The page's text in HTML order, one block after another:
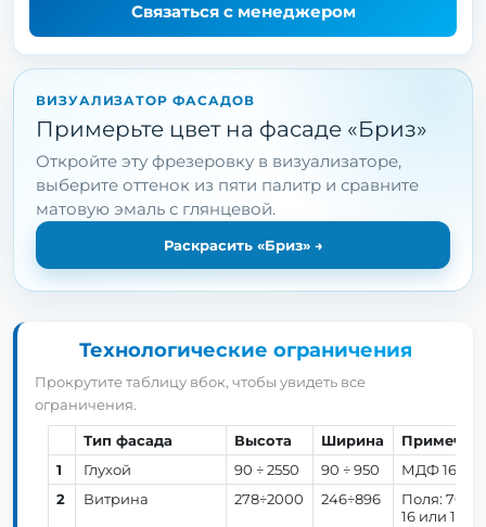
Связаться с менеджером
ВИЗУАЛИЗАТОР ФАСАДОВ
Примерьте цвет на фасаде «Бриз»
Откройте эту фрезеровку в визуализаторе,
выберите оттенок из пяти палитр и сравните
матовую эмаль с глянцевой.
Раскрасить «Бриз» →
Технологические ограничения
Прокрутите таблицу вбок, чтобы увидеть все
ограничения.
Тип фасада Высота Ширина
1
Глухой 90 ÷ 2550 90 ÷ 950
МДФ 16
2
Витрина 278÷2000 246÷896
Поля: 70
16 или 19